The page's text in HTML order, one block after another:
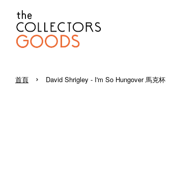
首頁 › David Shrigley - I'm So Hungover 馬克杯